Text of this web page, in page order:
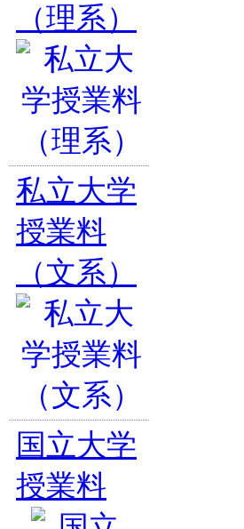
（理系）
私立大学
授業料
（文系）
国立大学
授業料